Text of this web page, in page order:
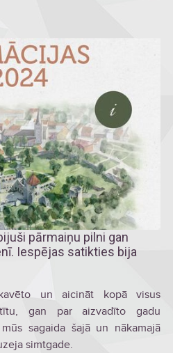
pārmaiņu pilni gan
Iespējas satikties bija
un aicināt kopā visus
gan par aizvadīto gadu
sagaida šajā un nākamajā
simtgade.